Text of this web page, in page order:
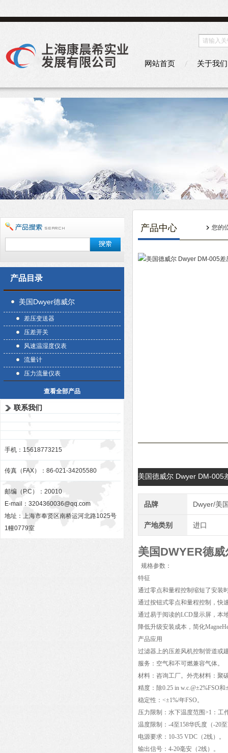
网站首页 关于我们
产品目录
美国Dwyer德威尔
差压变送器
压差开关
风速温湿度仪表
流量计
压力流量仪表
查看全部产品
联系我们
手机：15618773215
传真（FAX）：86-021-34205580
邮编（P.C）：20010
E-mail： 3204360036@qq.com
地址：上海市奉贤区南桥运河北路1025号
1幢0779室
产品中心 您的
美国德威尔 Dwyer DM-005
品牌 Dwyer/美
产地类别 进口
美国DWYER德
规格参数：
特征
通过零点和量程控制缩短了安装
通过按钮式零点和量程控制，快
通过易于阅读的LCD显示屏，本
降低升级安装成本，简化
产品应用
过滤器上的压差风机控制管道或
服务：空气和不可燃兼容气体。
材料：咨询工厂。外壳材料：聚
精度：除0.25 in w.c.@±2%FSO
稳定性：<±1%/年FSO。
压力限制：水下温度范围>1：工
温度限制：-4至158华氏度（-20
电源要求：10-35 VDC（2线）。
输出信号：4-20毫安（2线）。